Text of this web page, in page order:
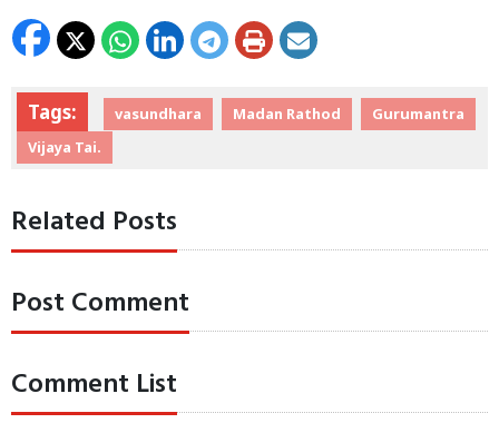
Tags: vasundhara Madan Rathod
Gurumantra
Vijaya Tai.
Related Posts
Post Comment
Comment List